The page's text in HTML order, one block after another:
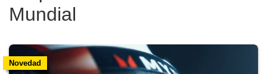
Mundial
Novedad